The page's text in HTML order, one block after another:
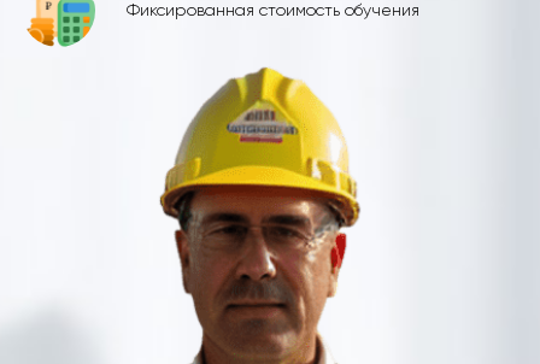
Фиксированная стоимость обучения